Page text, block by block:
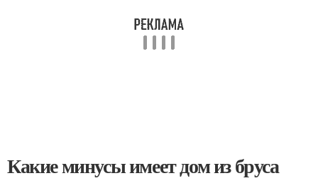
Какие минусы имеет дом из бруса